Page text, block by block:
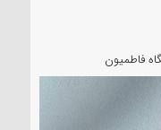
فاطمیون